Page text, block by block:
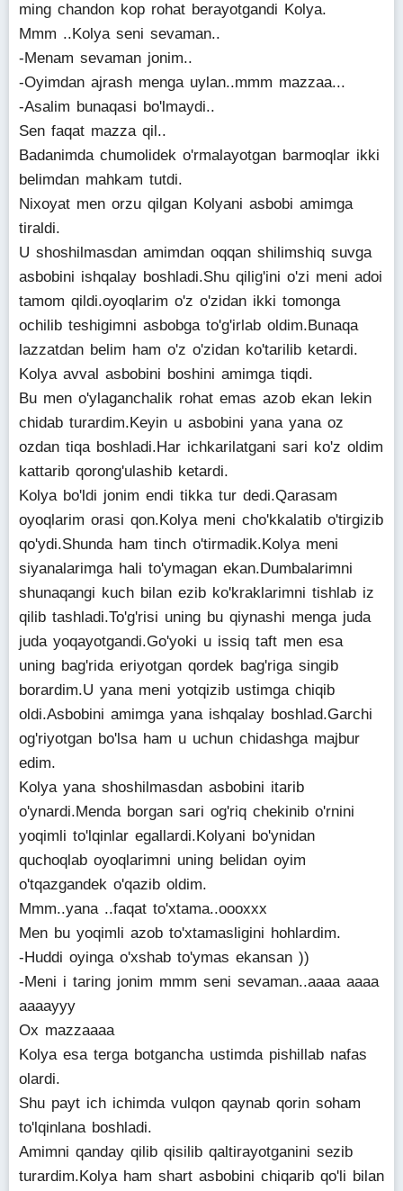
ming chandon kop rohat berayotgandi Kolya.
Mmm ..Kolya seni sevaman..
-Menam sevaman jonim..
-Oyimdan ajrash menga uylan..mmm mazzaa...
-Asalim bunaqasi bo'lmaydi..
Sen faqat mazza qil..
Badanimda chumolidek o'rmalayotgan barmoqlar ikki
belimdan mahkam tutdi.
Nixoyat men orzu qilgan Kolyani asbobi amimga
tiraldi.
U shoshilmasdan amimdan oqqan shilimshiq suvga
asbobini ishqalay boshladi.Shu qilig'ini o'zi meni adoi
tamom qildi.oyoqlarim o'z o'zidan ikki tomonga
ochilib teshigimni asbobga to'g'irlab oldim.Bunaqa
lazzatdan belim ham o'z o'zidan ko'tarilib ketardi.
Kolya avval asbobini boshini amimga tiqdi.
Bu men o'ylaganchalik rohat emas azob ekan lekin
chidab turardim.Keyin u asbobini yana yana oz
ozdan tiqa boshladi.Har ichkarilatgani sari ko'z oldim
kattarib qorong'ulashib ketardi.
Kolya bo'ldi jonim endi tikka tur dedi.Qarasam
oyoqlarim orasi qon.Kolya meni cho'kkalatib o'tirgizib
qo'ydi.Shunda ham tinch o'tirmadik.Kolya meni
siyanalarimga hali to'ymagan ekan.Dumbalarimni
shunaqangi kuch bilan ezib ko'kraklarimni tishlab iz
qilib tashladi.To'g'risi uning bu qiynashi menga juda
juda yoqayotgandi.Go'yoki u issiq taft men esa
uning bag'rida eriyotgan qordek bag'riga singib
borardim.U yana meni yotqizib ustimga chiqib
oldi.Asbobini amimga yana ishqalay boshlad.Garchi
og'riyotgan bo'lsa ham u uchun chidashga majbur
edim.
Kolya yana shoshilmasdan asbobini itarib
o'ynardi.Menda borgan sari og'riq chekinib o'rnini
yoqimli to'lqinlar egallardi.Kolyani bo'ynidan
quchoqlab oyoqlarimni uning belidan oyim
o'tqazgandek o'qazib oldim.
Mmm..yana ..faqat to'xtama..oooxxx
Men bu yoqimli azob to'xtamasligini hohlardim.
-Huddi oyinga o'xshab to'ymas ekansan ))
-Meni i taring jonim mmm seni sevaman..aaaa aaaa
aaaayyy
Ox mazzaaaa
Kolya esa terga botgancha ustimda pishillab nafas
olardi.
Shu payt ich ichimda vulqon qaynab qorin soham
to'lqinlana boshladi.
Amimni qanday qilib qisilib qaltirayotganini sezib
turardim.Kolya ham shart asbobini chiqarib qo'li bilan